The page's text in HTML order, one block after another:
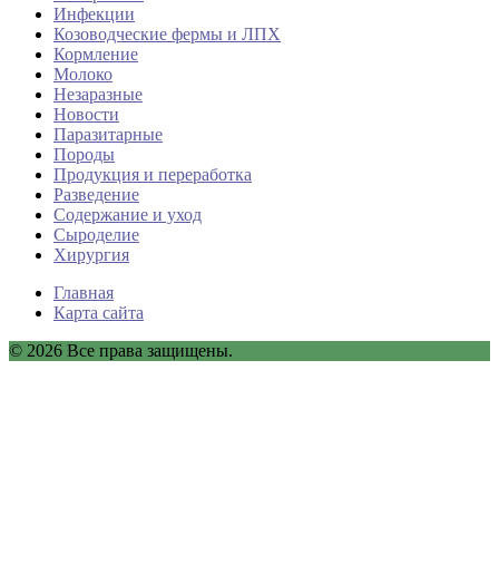
Инфекции
Козоводческие фермы и ЛПХ
Кормление
Молоко
Незаразные
Новости
Паразитарные
Породы
Продукция и переработка
Разведение
Содержание и уход
Сыроделие
Хирургия
Главная
Карта сайта
© 2026 Все права защищены.